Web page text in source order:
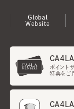
Global
Website
ポイント
特典をご